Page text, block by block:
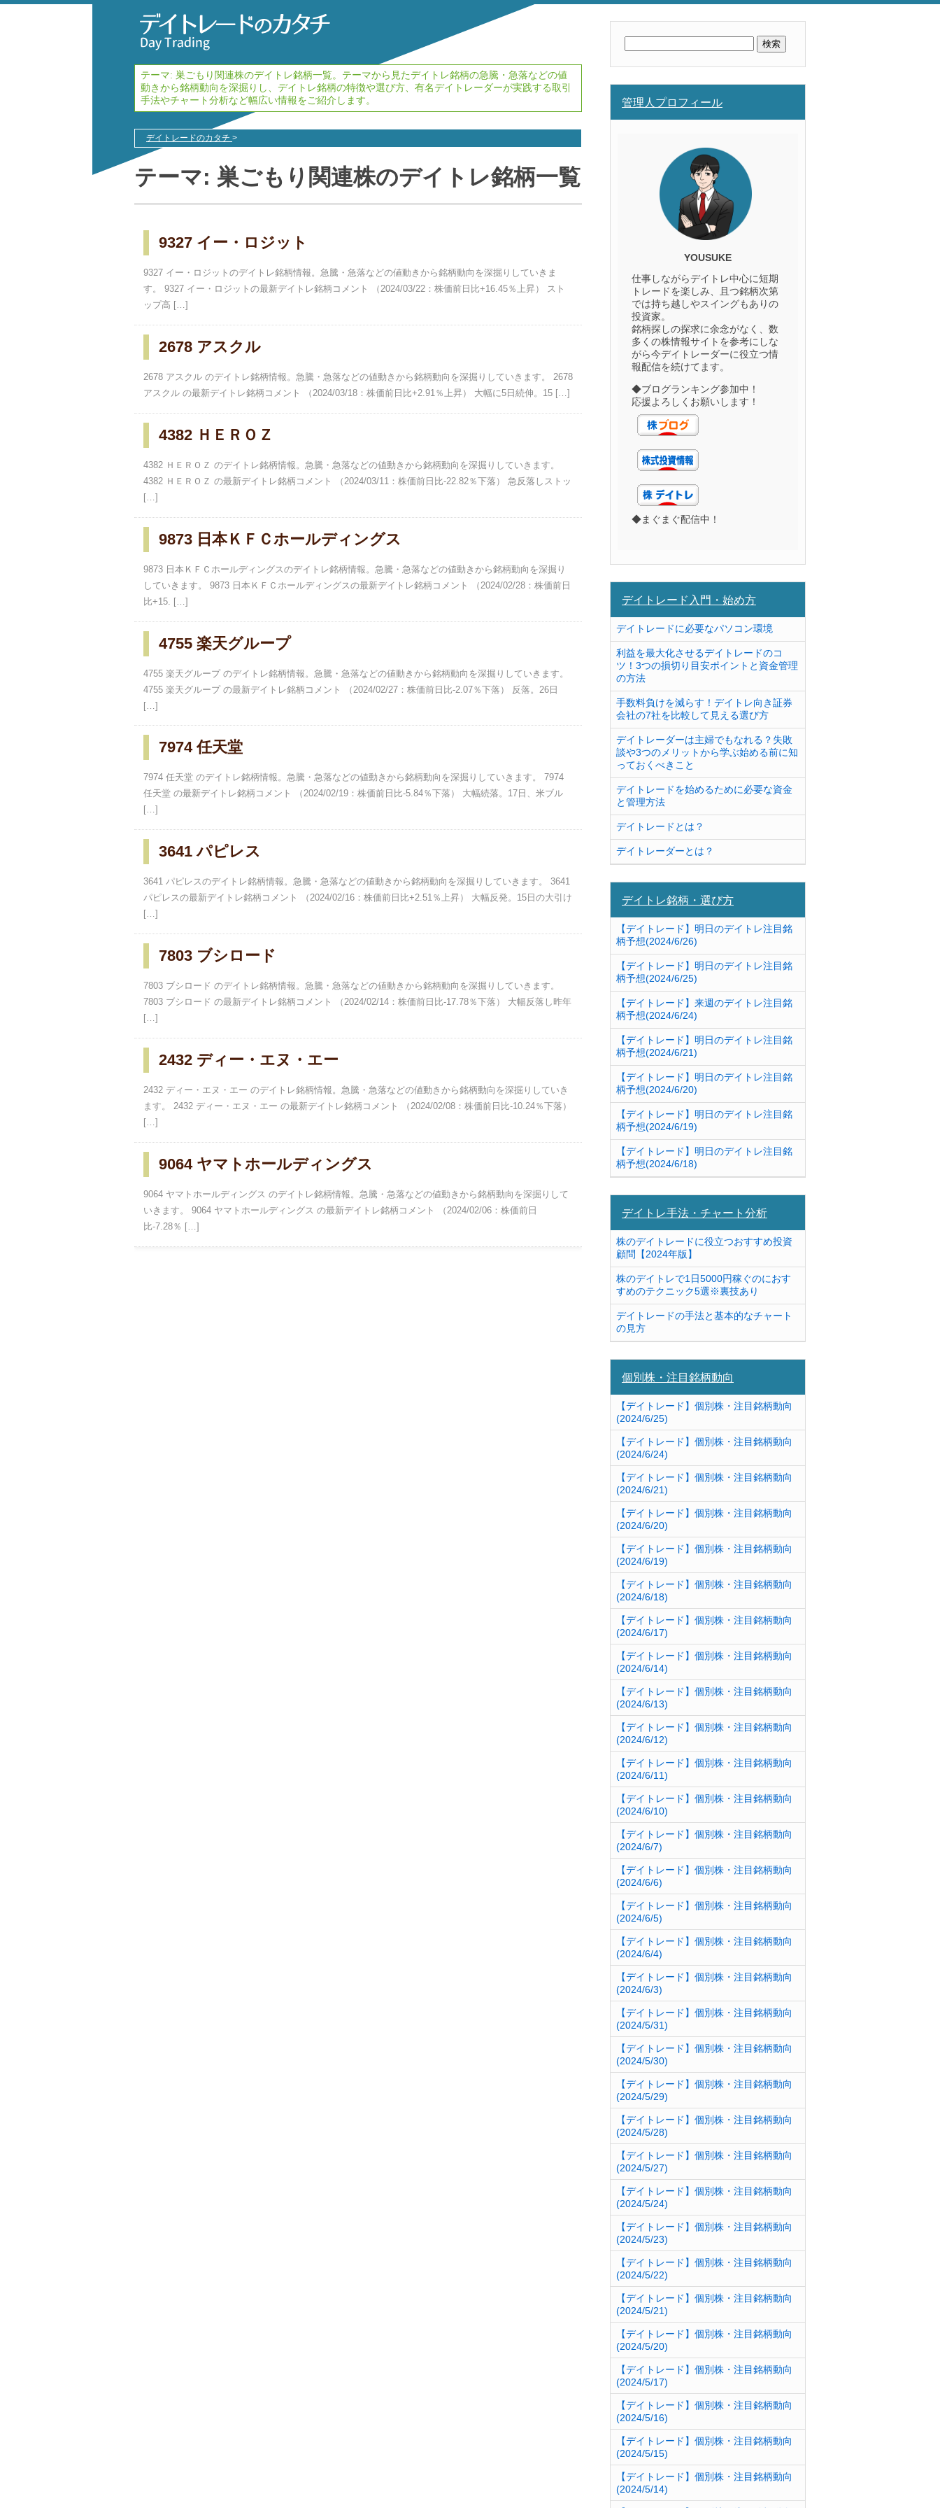
テーマ: 巣ごもり 関連株のデイトレ銘柄一覧。テーマから見たデイトレ銘柄の急騰・急落などの値
動きから銘柄動向を深掘りし、デイトレ銘柄の特徴や選び方、有名デイトレーダーが実践する取引
手法やチャート分析など幅広い情報をご紹介します。
デイトレードのカタチ >
テーマ: 巣ごもり 関連株のデイトレ銘柄一覧
9327 イー・ロジット
9327 イー・ロジットのデイトレ銘柄情報。急騰・急落などの値動きから銘柄動向を深掘りしていきま
す。 9327 イー・ロジットの最新デイトレ銘柄コメント （2024/03/22：株価前日比+16.45％上昇） スト
ップ高 […]
2678 アスクル
2678 アスクル のデイトレ銘柄情報。急騰・急落などの値動きから銘柄動向を深掘りしていきます。 2678
アスクル の最新デイトレ銘柄コメント （2024/03/18：株価前日比+2.91％上昇） 大幅に5日続伸。15 […]
4382 ＨＥＲＯＺ
4382 ＨＥＲＯＺ のデイトレ銘柄情報。急騰・急落などの値動きから銘柄動向を深掘りしていきます。
4382 ＨＥＲＯＺ の最新デイトレ銘柄コメント （2024/03/11：株価前日比-22.82％下落） 急反落しストッ
[…]
9873 日本ＫＦＣホールディングス
9873 日本ＫＦＣホールディングスのデイトレ銘柄情報。急騰・急落などの値動きから銘柄動向を深掘り
していきます。 9873 日本ＫＦＣホールディングスの最新デイトレ銘柄コメント （2024/02/28：株価前日
比+15. […]
4755 楽天グループ
4755 楽天グループ のデイトレ銘柄情報。急騰・急落などの値動きから銘柄動向を深掘りしていきます。
4755 楽天グループ の最新デイトレ銘柄コメント （2024/02/27：株価前日比-2.07％下落） 反落。26日
[…]
7974 任天堂
7974 任天堂 のデイトレ銘柄情報。急騰・急落などの値動きから銘柄動向を深掘りしていきます。 7974
任天堂 の最新デイトレ銘柄コメント （2024/02/19：株価前日比-5.84％下落） 大幅続落。17日、米ブル
[…]
3641 パピレス
3641 パピレスのデイトレ銘柄情報。急騰・急落などの値動きから銘柄動向を深掘りしていきます。 3641
パピレスの最新デイトレ銘柄コメント （2024/02/16：株価前日比+2.51％上昇） 大幅反発。15日の大引け
[…]
7803 ブシロード
7803 ブシロード のデイトレ銘柄情報。急騰・急落などの値動きから銘柄動向を深掘りしていきます。
7803 ブシロード の最新デイトレ銘柄コメント （2024/02/14：株価前日比-17.78％下落） 大幅反落し昨年
[…]
2432 ディー・エヌ・エー
2432 ディー・エヌ・エー のデイトレ銘柄情報。急騰・急落などの値動きから銘柄動向を深掘りしていき
ます。 2432 ディー・エヌ・エー の最新デイトレ銘柄コメント （2024/02/08：株価前日比-10.24％下落）
[…]
9064 ヤマトホールディングス
9064 ヤマトホールディングス のデイトレ銘柄情報。急騰・急落などの値動きから銘柄動向を深掘りして
いきます。 9064 ヤマトホールディングス の最新デイトレ銘柄コメント （2024/02/06：株価前日
比-7.28％ […]
検
索:
管理人プロフィール
YOUSUKE
仕事しながらデイトレ中心に短期
トレードを楽しみ、且つ銘柄次第
では持ち越しやスイングもありの
投資家。
銘柄探しの探求に余念がなく、数
多くの株情報サイトを参考にしな
がら今デイトレーダーに役立つ情
報配信を続けてます。
◆ブログランキング参加中！
応援よろしくお願いします！
◆まぐまぐ配信中！
デイトレード入門・始め方
デイトレードに必要なパソコン環境
利益を最大化させるデイトレードのコ
ツ！3つの損切り目安ポイントと資金管理
の方法
手数料負けを減らす！デイトレ向き証券
会社の7社を比較して見える選び方
デイトレーダーは主婦でもなれる？失敗
談や3つのメリットから学ぶ始める前に知
っておくべきこと
デイトレードを始めるために必要な資金
と管理方法
デイトレードとは？
デイトレーダーとは？
デイトレ銘柄・選び方
【デイトレード】明日のデイトレ注目銘
柄予想(2024/6/26)
【デイトレード】明日のデイトレ注目銘
柄予想(2024/6/25)
【デイトレード】来週のデイトレ注目銘
柄予想(2024/6/24)
【デイトレード】明日のデイトレ注目銘
柄予想(2024/6/21)
【デイトレード】明日のデイトレ注目銘
柄予想(2024/6/20)
【デイトレード】明日のデイトレ注目銘
柄予想(2024/6/19)
【デイトレード】明日のデイトレ注目銘
柄予想(2024/6/18)
デイトレ手法・チャート分析
株のデイトレードに役立つおすすめ投資
顧問【2024年版】
株のデイトレで1日5000円稼ぐのにおす
すめのテクニック5選※裏技あり
デイトレードの手法と基本的なチャート
の見方
個別株・注目銘柄動向
【デイトレード】個別株・注目銘柄動向
(2024/6/25)
【デイトレード】個別株・注目銘柄動向
(2024/6/24)
【デイトレード】個別株・注目銘柄動向
(2024/6/21)
【デイトレード】個別株・注目銘柄動向
(2024/6/20)
【デイトレード】個別株・注目銘柄動向
(2024/6/19)
【デイトレード】個別株・注目銘柄動向
(2024/6/18)
【デイトレード】個別株・注目銘柄動向
(2024/6/17)
【デイトレード】個別株・注目銘柄動向
(2024/6/14)
【デイトレード】個別株・注目銘柄動向
(2024/6/13)
【デイトレード】個別株・注目銘柄動向
(2024/6/12)
【デイトレード】個別株・注目銘柄動向
(2024/6/11)
【デイトレード】個別株・注目銘柄動向
(2024/6/10)
【デイトレード】個別株・注目銘柄動向
(2024/6/7)
【デイトレード】個別株・注目銘柄動向
(2024/6/6)
【デイトレード】個別株・注目銘柄動向
(2024/6/5)
【デイトレード】個別株・注目銘柄動向
(2024/6/4)
【デイトレード】個別株・注目銘柄動向
(2024/6/3)
【デイトレード】個別株・注目銘柄動向
(2024/5/31)
【デイトレード】個別株・注目銘柄動向
(2024/5/30)
【デイトレード】個別株・注目銘柄動向
(2024/5/29)
【デイトレード】個別株・注目銘柄動向
(2024/5/28)
【デイトレード】個別株・注目銘柄動向
(2024/5/27)
【デイトレード】個別株・注目銘柄動向
(2024/5/24)
【デイトレード】個別株・注目銘柄動向
(2024/5/23)
【デイトレード】個別株・注目銘柄動向
(2024/5/22)
【デイトレード】個別株・注目銘柄動向
(2024/5/21)
【デイトレード】個別株・注目銘柄動向
(2024/5/20)
【デイトレード】個別株・注目銘柄動向
(2024/5/17)
【デイトレード】個別株・注目銘柄動向
(2024/5/16)
【デイトレード】個別株・注目銘柄動向
(2024/5/15)
【デイトレード】個別株・注目銘柄動向
(2024/5/14)